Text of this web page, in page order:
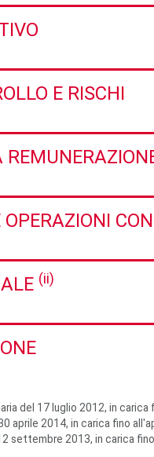
E RISCHI
(ii)
del 17 luglio 2012, in
aprile 2014, in carica fino
settembre 2013, in carica